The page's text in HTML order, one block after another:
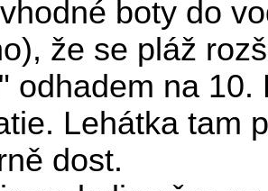
boty do
že se pláž
odhadem na
Lehátka tam
dost.